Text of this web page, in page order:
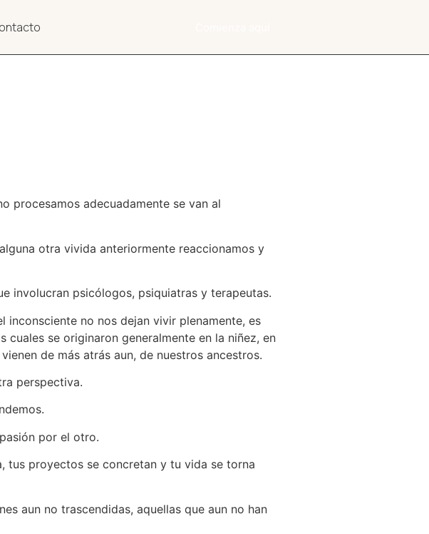
procesamos adecuadamente se van al
otra vivida anteriormente reaccionamos y
involucran psicólogos, psiquiatras y terapeutas.
no nos dejan vivir plenamente, es
se originaron generalmente en la niñez, en
de más atrás aun, de nuestros ancestros.
perspectiva.
por el otro.
tus proyectos se concretan y tu vida se torna
aun no trascendidas, aquellas que aun no han